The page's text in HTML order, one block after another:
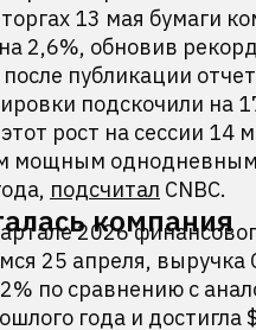
13 мая бумаги
2,6%, обновив
публикации
подскочили на
рост на сессии 14
мощным
подсчитал CNBC.
компания
2026
25 апреля, выручка
по сравнению с
года и достигла